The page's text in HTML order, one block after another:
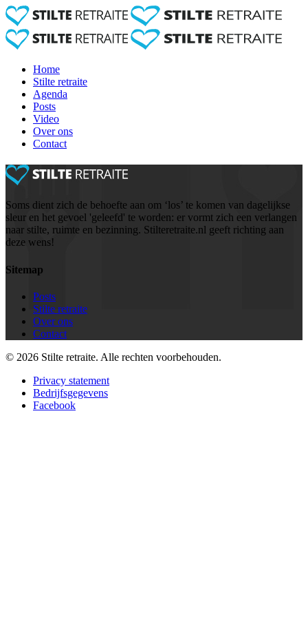
Home
Stilte retraite
Agenda
Posts
Video
Over ons
Contact
Soms dient zich de behoefte aan om ‘los’ te komen van dagelijkse
sleur en het gevoel 'geleefd' te worden: er vormt zich een verlangen
naar stilte, ruimte en bezinning. Stilteretraite.nl geeft richting aan
deze wens!
Sitemap
Posts
Stilte retraite
Over ons
Contact
© 2026 Stilte retraite. Alle rechten voorbehouden.
Privacy statement
Bedrijfsgegevens
Facebook